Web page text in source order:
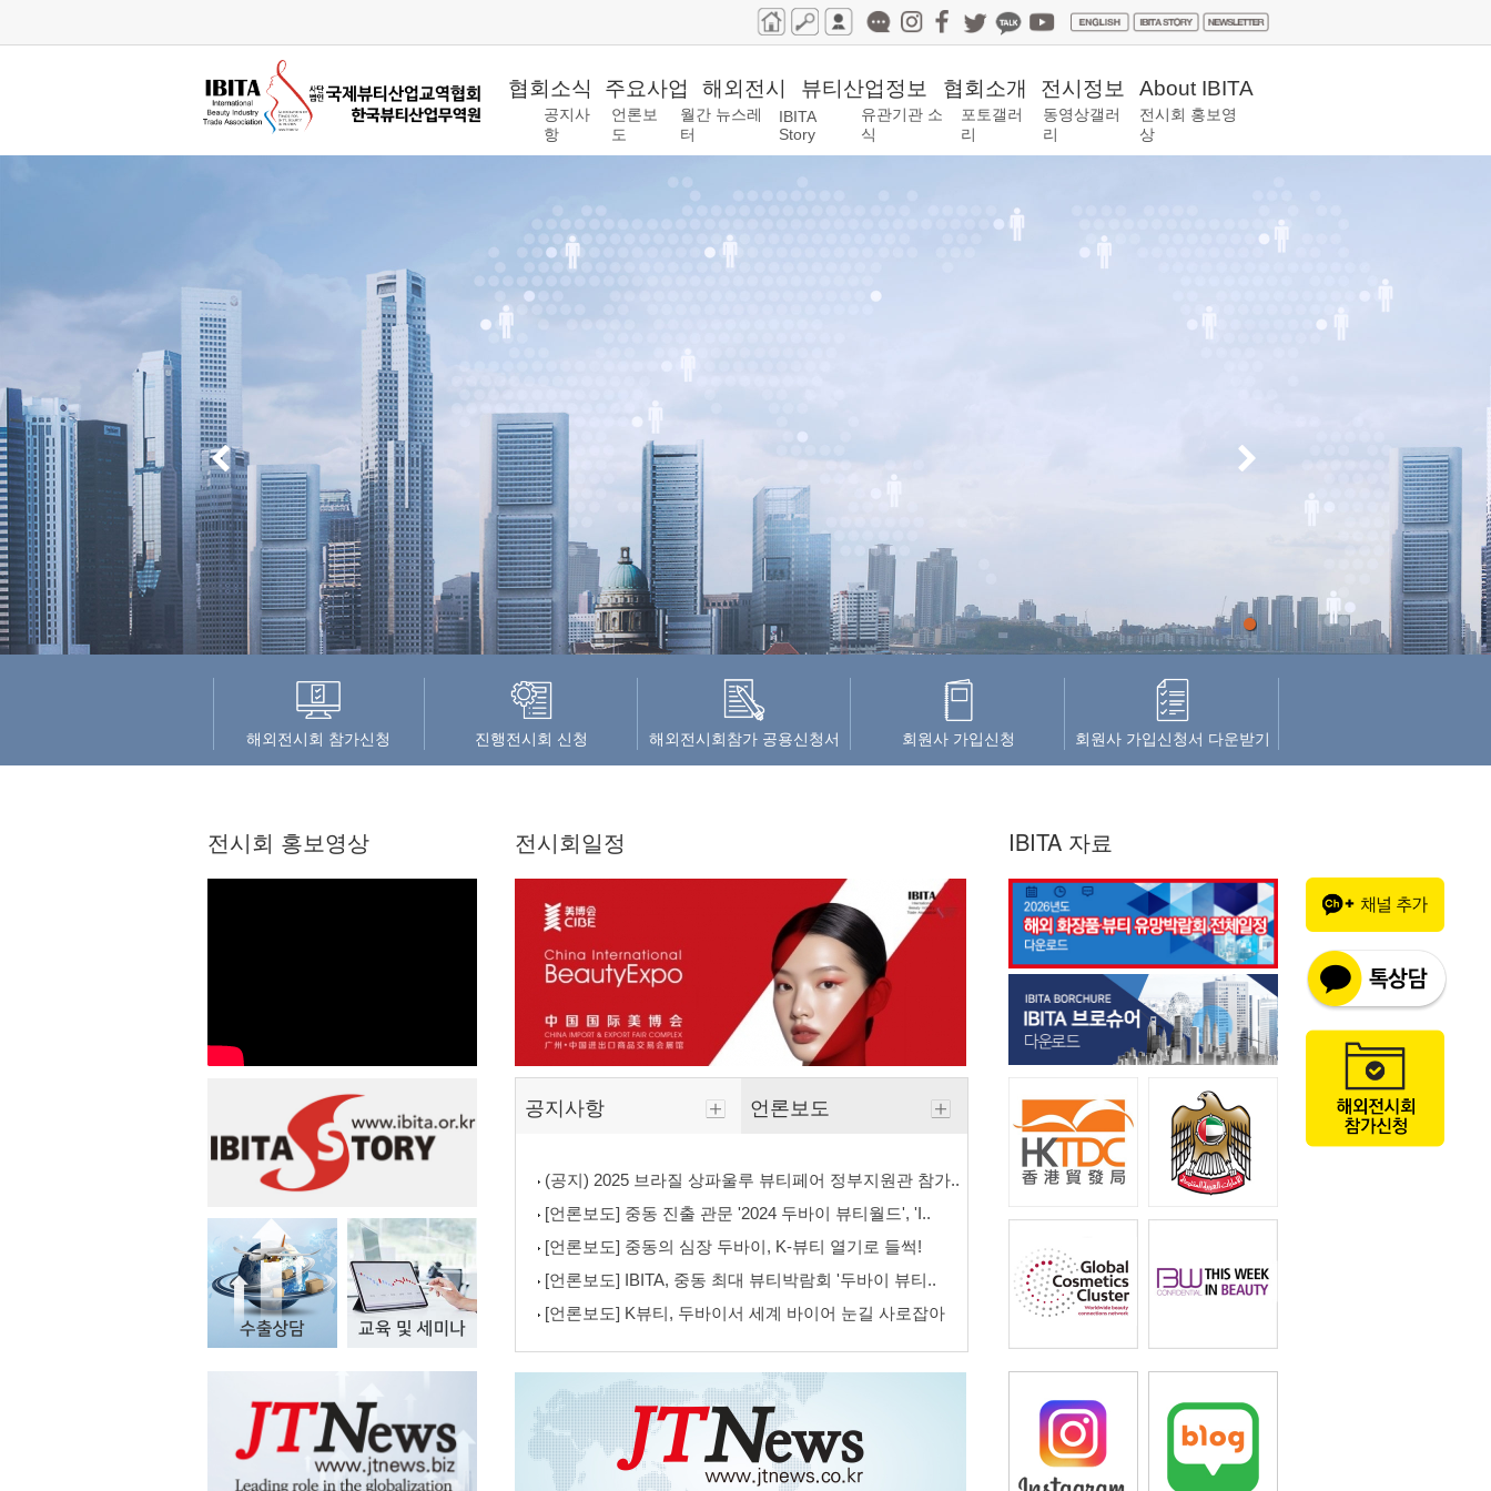
협회소식 주요사업 해외전시 뷰티산업정보 협회소개 전시정보 About IBITA
공지사
항
언론보
도
월간 뉴스레
터
IBITA
Story
유관기관 소
식
포토갤러
리
동영상갤러
리
전시회 홍보영
상
1
해외전시회 참가신청 진행전시회 신청 해외전시회참가 공용신청서 회원사 가입신청 회원사 가입신청서 다운받기
전시회 홍보영상 전시회일정 IBITA 자료
공지사항 언론보도
(공지) 2025 브라질 상파울루 뷰티페어 정부지원관 참가..
[언론보도] 중동 진출 관문 '2024 두바이 뷰티월드', 'I..
[언론보도] 중동의 심장 두바이, K-뷰티 열기로 들썩!
[언론보도] IBITA, 중동 최대 뷰티박람회 '두바이 뷰티..
[언론보도] K뷰티, 두바이서 세계 바이어 눈길 사로잡아